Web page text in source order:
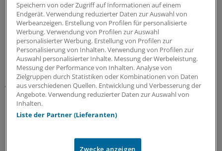
Schlechtere Überlebensrate
Das Ergebnis: Die schlechteste Überlebensrate haben
bei 21 von 25 Krebsarten die Patienten, die in Regionen
mit höchster sozioökonomischer Deprivation leben, also
in Gegenden mit meist niedrigem Einkommen, hoher
Arbeitslosigkeit, geringen Bildungsabschlüssen,
beengten Wohnverhältnissen und einer hohen
Bevölkerungsdichte.
Speichern von oder Zugriff auf Informationen auf einem
Endgerät. Verwendung reduzierter Daten zur Auswahl von
Werbeanzeigen. Erstellung von Profilen für personalisierte
Werbung. Verwendung von Profilen zur Auswahl
personalisierter Werbung. Erstellung von Profilen zur
Personalisierung von Inhalten. Verwendung von Profilen zur
Auswahl personalisierter Inhalte. Messung der Werbeleistung.
Messung der Performance von Inhalten. Analyse von
Zielgruppen durch Statistiken oder Kombinationen von Daten
aus verschiedenen Quellen. Entwicklung und Verbesserung der
Angebote. Verwendung reduzierter Daten zur Auswahl von
Inhalten.
Liste der Partner (Lieferanten)
Zwecke anzeigen